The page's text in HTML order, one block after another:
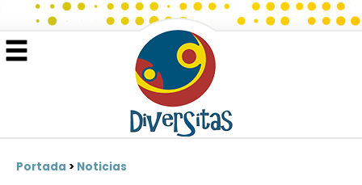
Portada > Noticias